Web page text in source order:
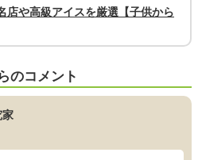
店や高級アイスを厳選【子供から
のコメント
家